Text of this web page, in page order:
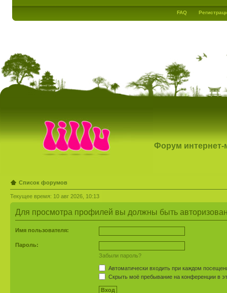
FAQ
Форум интернет-
Список форумов
Текущее время: 10 авг 2026, 10:13
Для просмотра профилей вы должны быть
Имя пользователя:
Пароль:
Забыли пароль?
Автоматически входить при каждом
Скрыть моё пребывание на конференции в